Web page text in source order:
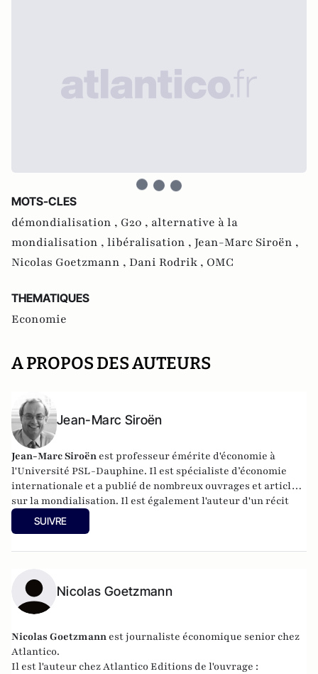
MOTS-CLES
démondialisation , G20 , alternative à la
mondialisation , libéralisation , Jean-Marc Siroën ,
Nicolas Goetzmann , Dani Rodrik , OMC
THEMATIQUES
Economie
A PROPOS DES AUTEURS
Jean-Marc Siroën
Jean-Marc Siroën est professeur émérite d'économie à
l'Université PSL-Dauphine. Il est spécialiste d’économie
internationale et a publié de nombreux ouvrages et articles
sur la mondialisation. Il est également l'auteur d'un récit
romancé (en trois tomes) autour de l'économiste J.M. Keynes
: "Mr Keynes et les extravagants". Site :
SUIVRE
Nicolas Goetzmann
Nicolas Goetzmann est journaliste économique senior chez
Atlantico.
Il est l'auteur chezAtlantico Editions de l'ouvrage :